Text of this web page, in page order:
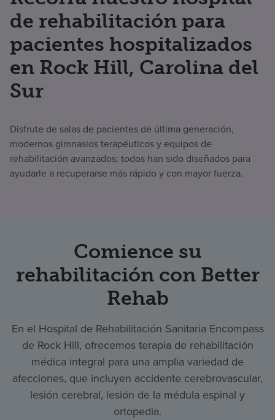
de rehabilitación para
pacientes hospitalizados
en Rock Hill, Carolina del
Sur
Disfrute de salas de pacientes de última generación,
modernos gimnasios terapéuticos y equipos de
rehabilitación avanzados; todos han sido diseñados para
ayudarle a recuperarse más rápido y con mayor fuerza.
Comience su
rehabilitación con Better
Rehab
En el Hospital de Rehabilitación Sanitaria Encompass
de Rock Hill, ofrecemos terapia de rehabilitación
médica integral para una amplia variedad de
afecciones, que incluyen accidente cerebrovascular,
lesión cerebral, lesión de la médula espinal y
ortopedia.